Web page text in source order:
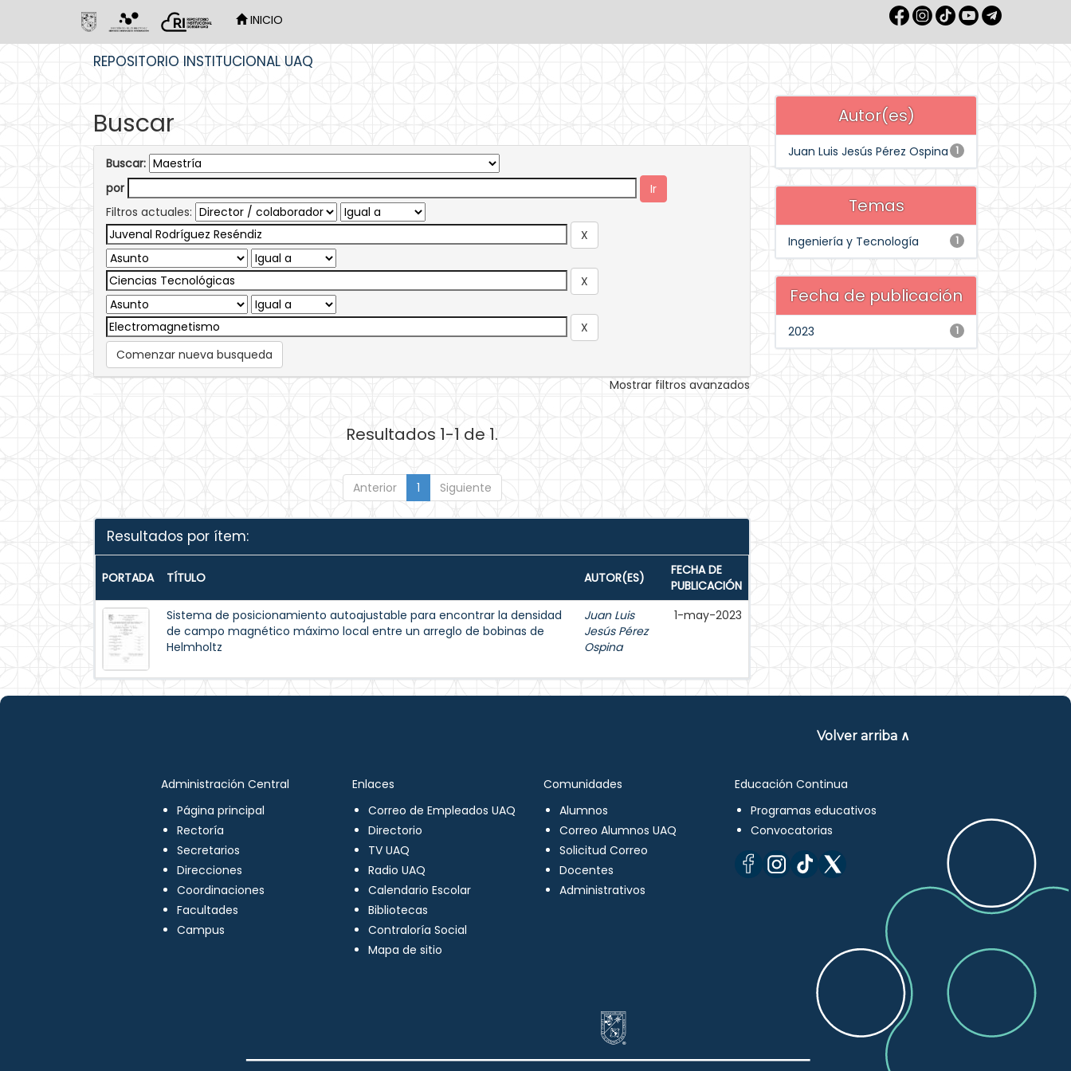
INICIO
REPOSITORIO INSTITUCIONAL UAQ
Buscar
Buscar:
por
Filtros actuales:
Comenzar nueva busqueda
Mostrar filtros avanzados
Resultados 1-1 de 1.
Anterior 1 Siguiente
Resultados por ítem:
PORTADA TÍTULO AUTOR(ES)
FECHA DE
PUBLICACIÓN
Sistema de posicionamiento autoajustable para encontrar la densidad
de campo magnético máximo local entre un arreglo de bobinas de
Helmholtz
Juan Luis
Jesús Pérez
Ospina
1-may-2023
Autor(es)
1
Juan Luis Jesús Pérez Ospina
Temas
1
Ingeniería y Tecnología
Fecha de publicación
1
2023
Volver arriba ∧
Administración Central
Página principal
Rectoría
Secretarios
Direcciones
Coordinaciones
Facultades
Campus
Enlaces
Correo de Empleados UAQ
Directorio
TV UAQ
Radio UAQ
Calendario Escolar
Bibliotecas
Contraloría Social
Mapa de sitio
Comunidades
Alumnos
Correo Alumnos UAQ
Solicitud Correo
Docentes
Administrativos
Educación Continua
Programas educativos
Convocatorias